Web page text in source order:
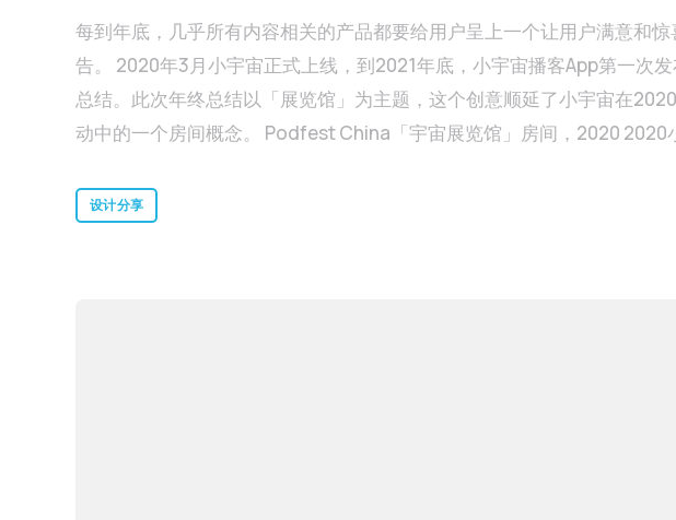
每到年底，几乎所有内容相关的产品都要给用户呈上一个让用户满意和
告。 2020年3月小宇宙正式上线，到2021年底，小宇宙播客App第一次发布了播客年终
总结。此次年终总结以「展览馆」为主题，这个创意顺延了小宇宙在
动中的一个房间概念。 Podfest China「宇宙展览馆」房间，2020 2020
年我们想在延续整体风格的前提下，也让浏览者有耳目一新的感觉。这
设计分享